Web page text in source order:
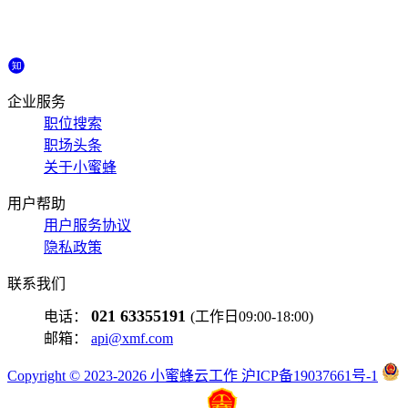
企业服务
职位搜索
职场头条
关于小蜜蜂
用户帮助
用户服务协议
隐私政策
联系我们
电话： 021 63355191 (工作日09:00-18:00)
邮箱： api@xmf.com
Copyright © 2023-2026 小蜜蜂云工作 沪ICP备19037661号-1